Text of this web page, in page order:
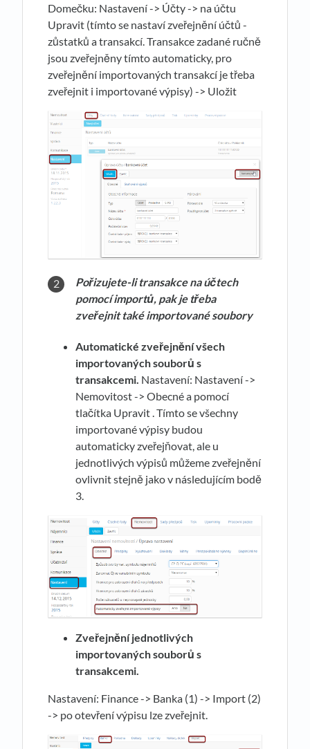
Domečku: Nastavení -> Účty -> na účtu
Upravit (tímto se nastaví zveřejnění účtů -
zůstatků a transakcí. Transakce zadané ručně
jsou zveřejněny tímto automaticky, pro
zveřejnění importovaných transakcí je třeba
zveřejnit i importované výpisy) -> Uložit
Pořizujete-li transakce na účtech
pomocí importů, pak je třeba
zveřejnit také importované soubory
Automatické zveřejnění všech
importovaných souborů s
transakcemi. Nastavení: Nastavení ->
Nemovitost -> Obecné a pomocí
tlačítka Upravit . Tímto se všechny
importované výpisy budou
automaticky zveřejňovat, ale u
jednotlivých výpisů můžeme zveřejnění
ovlivnit stejně jako v následujícím bodě
3.
Zveřejnění jednotlivých
importovaných souborů s
transakcemi.
Nastavení: Finance -> Banka (1) -> Import (2)
-> po otevření výpisu lze zveřejnit.